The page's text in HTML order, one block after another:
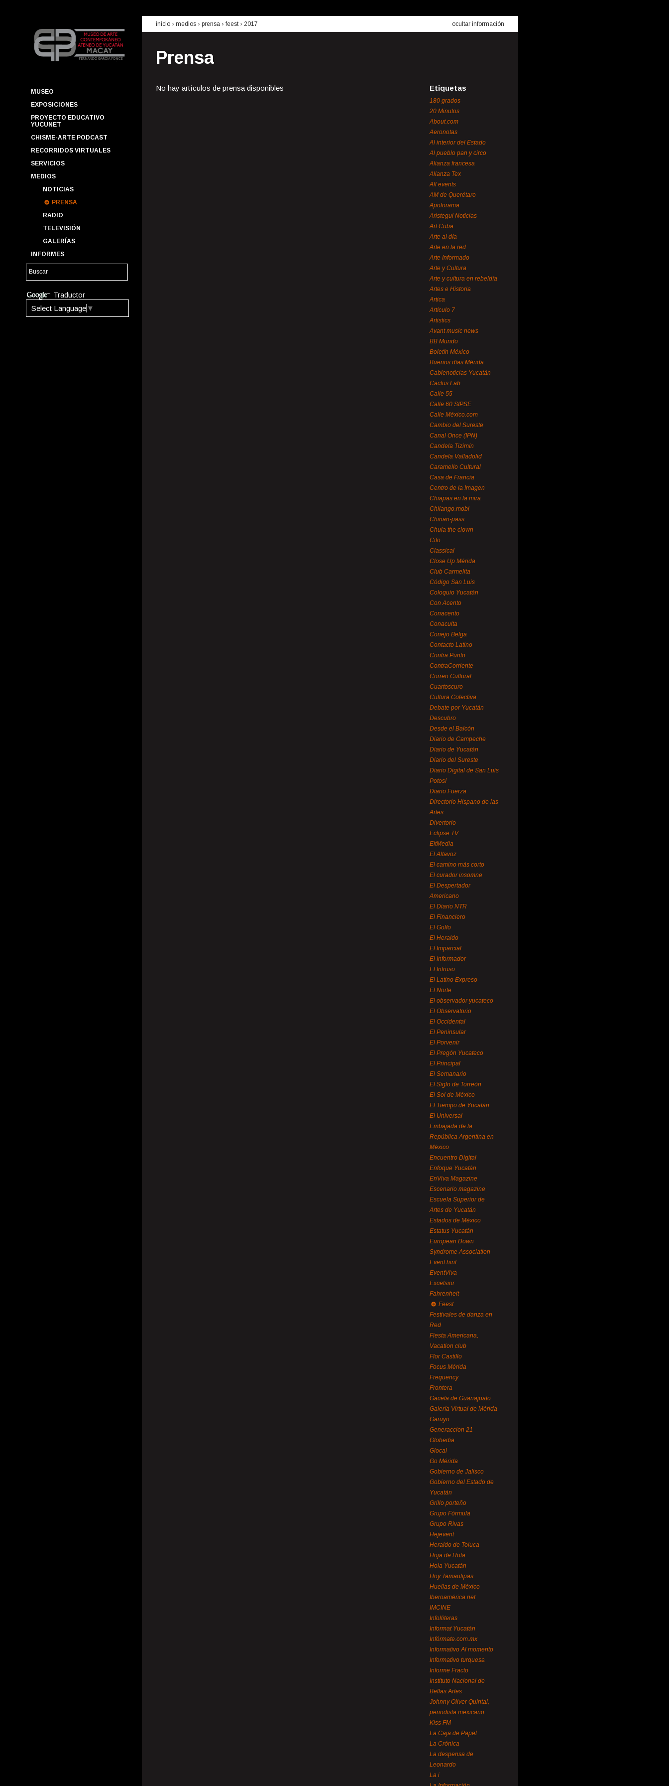
MUSEO
EXPOSICIONES
PROYECTO EDUCATIVO
YUCUNET
CHISME-ARTE PODCAST
RECORRIDOS VIRTUALES
SERVICIOS
MEDIOS
NOTICIAS
PRENSA
RADIO
TELEVISIÓN
GALERÍAS
INFORMES
Traductor
Select Language ▼
inicio › medios › prensa › feest› 2017 ocultar información
Prensa
No hay artículos de prensa disponibles Etiquetas
180 grados
20 Minutos
About.com
Aeronotas
Al interior del Estado
Al pueblo pan y circo
Alianza francesa
Alianza Tex
All events
AM de Querétaro
Apolorama
Aristegui Noticias
Art Cuba
Arte al día
Arte en la red
Arte Informado
Arte y Cultura
Arte y cultura en rebeldía
Artes e Historia
Artica
Artículo 7
Artistics
Avant music news
BB Mundo
Boletín México
Buenos días Mérida
Cablenoticias Yucatán
Cactus Lab
Calle 55
Calle 60 SIPSE
Calle México.com
Cambio del Sureste
Canal Once (IPN)
Candela Tizimín
Candela Valladolid
Caramello Cultural
Casa de Francia
Centro de la Imagen
Chiapas en la mira
Chilango.mobi
Chinan-pass
Chula the clown
Cifo
Classical
Close Up Mérida
Club Carmelita
Código San Luis
Coloquio Yucatán
Con Acento
Conacento
Conaculta
Conejo Belga
Contacto Latino
Contra Punto
ContraCorriente
Correo Cultural
Cuartoscuro
Cultura Colectiva
Debate por Yucatán
Descubro
Desde el Balcón
Diario de Campeche
Diario de Yucatán
Diario del Sureste
Diario Digital de San Luis
Potosí
Diario Fuerza
Directorio Hispano de las
Artes
Divertorio
Eclipse TV
EitMedia
El Altavoz
El camino más corto
El curador insomne
El Despertador
Americano
El Diario NTR
El Financiero
El Golfo
El Heraldo
El Imparcial
El Informador
El Intruso
El Latino Expreso
El Norte
El observador yucateco
El Observatorio
El Occidental
El Peninsular
El Porvenir
El Pregón Yucateco
El Principal
El Semanario
El Siglo de Torreón
El Sol de México
El Tiempo de Yucatán
El Universal
Embajada de la
República Argentina en
México
Encuentro Digital
Enfoque Yucatán
EnViva Magazine
Escenario magazine
Escuela Superior de
Artes de Yucatán
Estados de México
Estatus Yucatán
European Down
Syndrome Association
Event hint
EventViva
Excelsior
Fahrenheit
Feest
Festivales de danza en
Red
Fiesta Americana,
Vacation club
Flor Castillo
Focus Mérida
Frequency
Frontera
Gaceta de Guanajuato
Galería Virtual de Mérida
Garuyo
Generaccion 21
Globedia
Glocal
Go Mérida
Gobierno de Jalisco
Gobierno del Estado de
Yucatán
Grillo porteño
Grupo Fórmula
Grupo Rivas
Hejevent
Heraldo de Toluca
Hoja de Ruta
Hola Yucatán
Hoy Tamaulipas
Huellas de México
Iberoamérica.net
IMCINE
Infolliteras
Informat Yucatán
Infórmate.com.mx
Informativo Al momento
Informativo turquesa
Informe Fracto
Instituto Nacional de
Bellas Artes
Johnny Oliver Quintal,
periodista mexicano
Kiss FM
La Caja de Papel
La Crónica
La despensa de
Leonardo
La i